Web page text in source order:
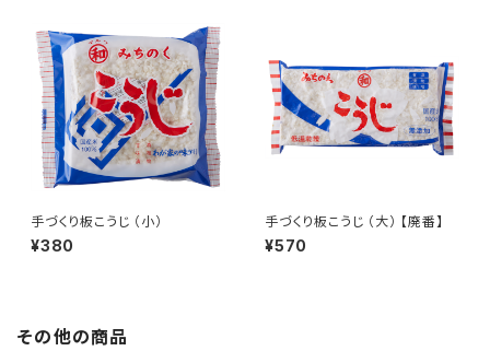
手づくり板こうじ （小）
¥380
手づくり板こうじ （大） 【廃番】
¥570
その他の商品